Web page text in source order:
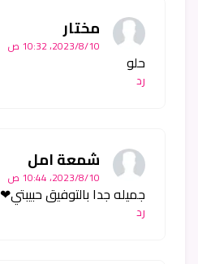
مختار
10‏/8‏/2023، 10:32 ص
حلو
رد
شمعة امل
10‏/8‏/2023، 10:44 ص
جميله جدا بالتوفيق حبيبتي❤
رد